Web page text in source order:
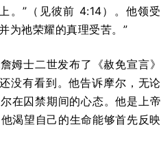
。”（见彼前 4:14）。他领受
为祂荣耀的真理受苦。”
姆士二世发布了《赦免宣言》
没有看到。他告诉摩尔，无论
在囚禁期间的心态。他是上帝
渴望自己的生命能够首先反映